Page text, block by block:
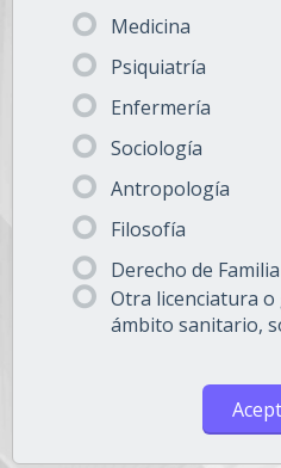
Medicina
Psiquiatría
Enfermería
Sociología
Antropología
Filosofía
Derecho de Familia
Otra licenciatura
ámbito sanitario,